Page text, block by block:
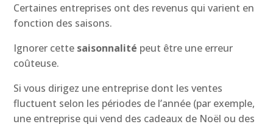
Certaines entreprises ont des revenus qui varient en
fonction des saisons.
Ignorer cette saisonnalité peut être une erreur
coûteuse.
Si vous dirigez une entreprise dont les ventes
fluctuent selon les périodes de l’année (par exemple,
une entreprise qui vend des cadeaux de Noël ou des